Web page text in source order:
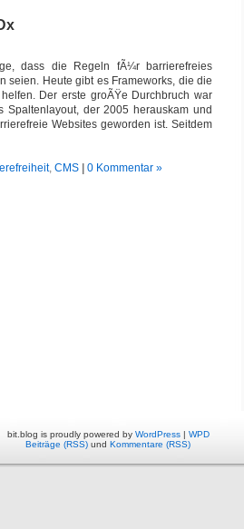
dass die Regeln fÃ¼r barrierefreies
seien. Heute gibt es Frameworks, die die
Der erste groÃŸe Durchbruch war
Spaltenlayout, der 2005 herauskam und
Websites geworden ist. Seitdem
, CMS 0 Kommentar »
bit.blog is proudly powered by WordPress| WPD
Beiträge (RSS) und Kommentare (RSS)